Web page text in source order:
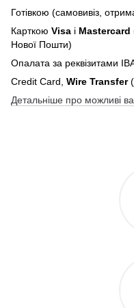
Готівкою (самовивіз,
Карткою Visa і Mastercard
Нової Пошти)
Опалата за реквізитами
Credit Card, Wire Transfer
Детальніше про можливі